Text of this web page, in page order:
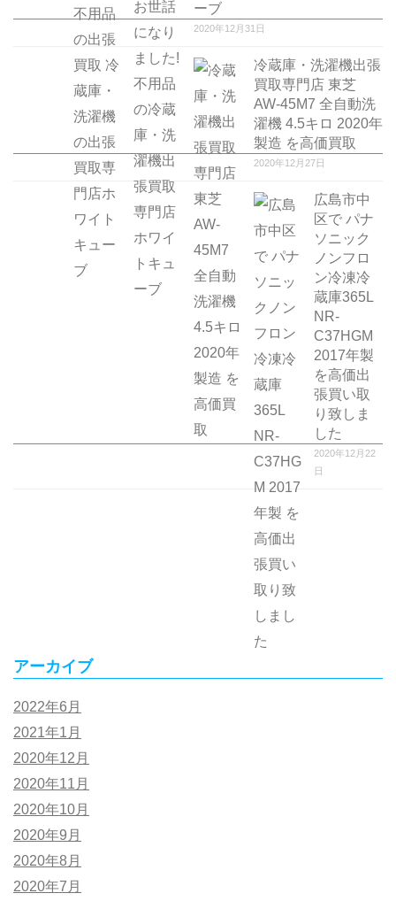
ーブ
2020年12月31日
冷蔵庫・洗濯機出張
買取専門店 東芝
AW-45M7 全自動洗
濯機 4.5キロ 2020年
製造 を高価買取
2020年12月27日
広島市中
区で パナ
ソニック
ノンフロ
ン冷凍冷
蔵庫365L
NR-
C37HGM
2017年製
を高価出
張買い取
り致しま
した
2020年12月22
日
アーカイブ
2022年6月
2021年1月
2020年12月
2020年11月
2020年10月
2020年9月
2020年8月
2020年7月